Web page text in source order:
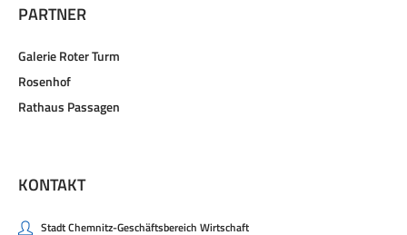
PARTNER
Galerie Roter Turm
Rosenhof
Rathaus Passagen
KONTAKT
Stadt Chemnitz-Geschäftsbereich Wirtschaft